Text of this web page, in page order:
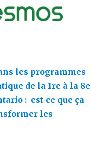
les programmes
de la 1re à la 8e
: est-ce que ça
les